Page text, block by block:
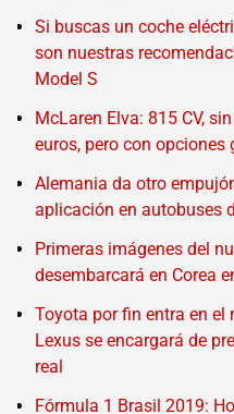
Si buscas un coche
son nuestras
Model S
McLaren Elva: 815 CV,
euros, pero con opciones
Alemania da otro
aplicación en autobuses
Primeras imágenes del
desembarcará en Corea
Toyota por fin entra en el
Lexus se encargará de
real
Fórmula 1 Brasil 2019: